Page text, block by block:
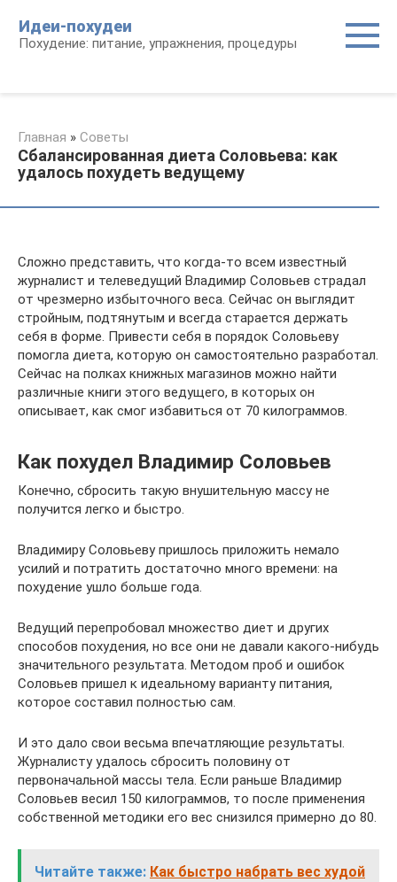
контенту
Идеи-похудеи
Похудение: питание, упражнения, процедуры
Главная » Советы
Сбалансированная диета Соловьева: как
удалось похудеть ведущему
Сложно представить, что когда-то всем известный
журналист и телеведущий Владимир Соловьев страдал
от чрезмерно избыточного веса. Сейчас он выглядит
стройным, подтянутым и всегда старается держать
себя в форме. Привести себя в порядок Соловьеву
помогла диета, которую он самостоятельно разработал.
Сейчас на полках книжных магазинов можно найти
различные книги этого ведущего, в которых он
описывает, как смог избавиться от 70 килограммов.
Как похудел Владимир Соловьев
Конечно, сбросить такую внушительную массу не
получится легко и быстро.
Владимиру Соловьеву пришлось приложить немало
усилий и потратить достаточно много времени: на
похудение ушло больше года.
Ведущий перепробовал множество диет и других
способов похудения, но все они не давали какого-нибудь
значительного результата. Методом проб и ошибок
Соловьев пришел к идеальному варианту питания,
которое составил полностью сам.
И это дало свои весьма впечатляющие результаты.
Журналисту удалось сбросить половину от
первоначальной массы тела. Если раньше Владимир
Соловьев весил 150 килограммов, то после применения
собственной методики его вес снизился примерно до 80.
Читайте также: Как быстро набрать вес худой